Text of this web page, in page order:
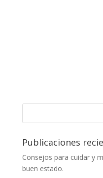
Publicaciones
Consejos para cuidar y
buen estado.